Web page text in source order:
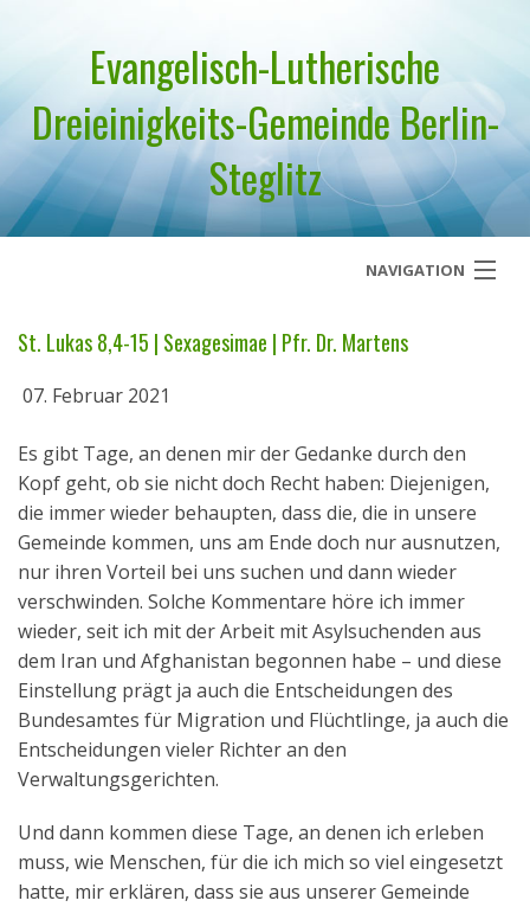
Evangelisch-Lutherische
Dreieinigkeits-Gemeinde Berlin-
Steglitz
NAVIGATION
Über uns
Geistliches Wort
Termine
Aktuelles
Kontakt
English
St. Lukas 8,4-15 | Sexagesimae | Pfr. Dr. Martens
07. Februar 2021
Es gibt Tage, an denen mir der Gedanke durch den
Kopf geht, ob sie nicht doch Recht haben: Diejenigen,
die immer wieder behaupten, dass die, die in unsere
Gemeinde kommen, uns am Ende doch nur ausnutzen,
nur ihren Vorteil bei uns suchen und dann wieder
verschwinden. Solche Kommentare höre ich immer
wieder, seit ich mit der Arbeit mit Asylsuchenden aus
dem Iran und Afghanistan begonnen habe – und diese
Einstellung prägt ja auch die Entscheidungen des
Bundesamtes für Migration und Flüchtlinge, ja auch die
Entscheidungen vieler Richter an den
Verwaltungsgerichten.
Und dann kommen diese Tage, an denen ich erleben
muss, wie Menschen, für die ich mich so viel eingesetzt
hatte, mir erklären, dass sie aus unserer Gemeinde